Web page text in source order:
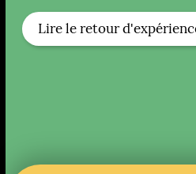
Lire le retour